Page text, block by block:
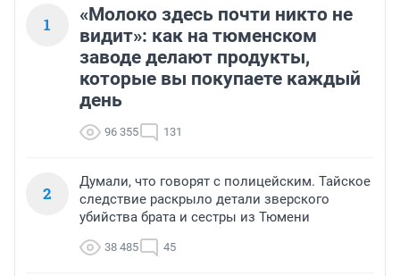
1
«Молоко здесь почти никто не
видит»: как на тюменском
заводе делают продукты,
которые вы покупаете каждый
день
96 355 131
2
Думали, что говорят с полицейским. Тайское
следствие раскрыло детали зверского
убийства брата и сестры из Тюмени
38 485 45